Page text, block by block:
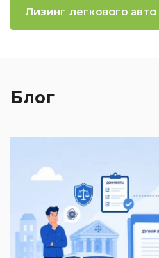
Лизинг легкового авто
Блог